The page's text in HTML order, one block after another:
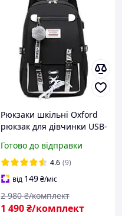
Рюкзаки шкільні Oxford
рюкзак для дівчинки USB-
середньої школи код 000
рюкзак для підлітка
Готово до відправки
4.6 (9)
від 149₴/міс
1 490₴/комплект
2 980 ₴/комплект